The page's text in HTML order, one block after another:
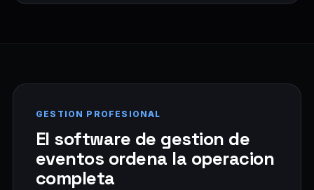
GESTION PROFESIONAL
El software de gestion de
eventos ordena la operacion
completa